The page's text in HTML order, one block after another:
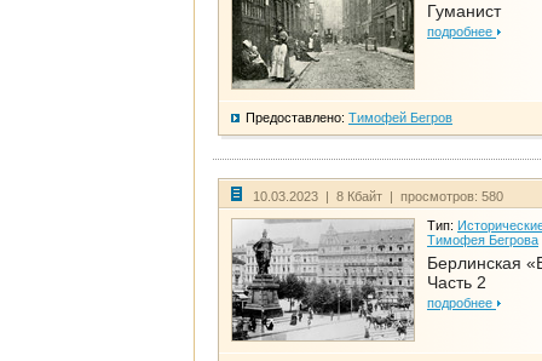
Гуманист
подробнее
Предоставлено: Тимофей Бегров
10.03.2023 | 8 Кбайт | просмотров: 580
Тип:
Тимофея Бегрова
Берлинская
Часть 2
подробнее